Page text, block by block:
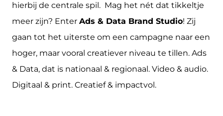
hierbij de centrale spil. Mag het nét dat tikkeltje
meer zijn? Enter Ads & Data Brand Studio! Zij
gaan tot het uiterste om een campagne naar een
hoger, maar vooral creatiever niveau te tillen. Ads
& Data, dat is nationaal & regionaal. Video & audio.
Digitaal & print. Creatief & impactvol.